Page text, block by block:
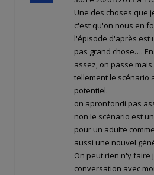
Une des choses que
c'est qu'on nous en
l'épisode d'après est
pas grand chose….
assez, on passe
tellement le scénario
potentiel.
on apronfondi pas
non le scénario est
pour un adulte
aussi une nouvel
On peut rien n'y faire
conversation avec